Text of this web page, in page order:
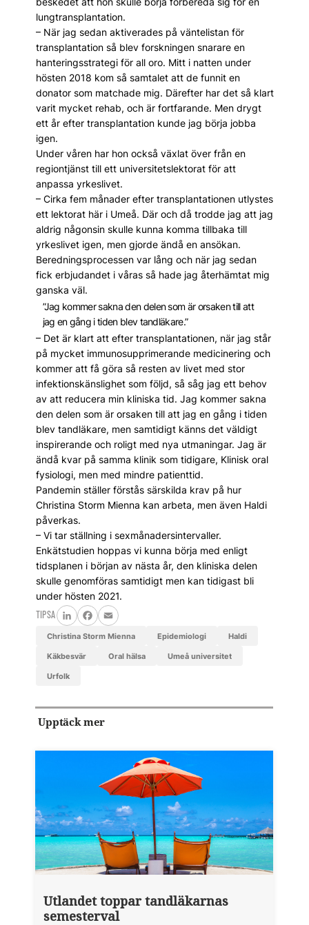
lungtransplantation.
– När jag sedan aktiverades på väntelistan för
transplantation så blev forskningen snarare en
hanteringsstrategi för all oro. Mitt i natten under
hösten 2018 kom så samtalet att de funnit en
donator som matchade mig. Därefter har det så klart
varit mycket rehab, och är fortfarande. Men drygt
ett år efter transplantation kunde jag börja jobba
igen.
Under våren har hon också växlat över från en
regiontjänst till ett universitetslektorat för att
anpassa yrkeslivet.
– Cirka fem månader efter transplantationen utlystes
ett lektorat här i Umeå. Där och då trodde jag att jag
aldrig någonsin skulle kunna komma tillbaka till
yrkeslivet igen, men gjorde ändå en ansökan.
Beredningsprocessen var lång och när jag sedan
fick erbjudandet i våras så hade jag återhämtat mig
ganska väl.
”Jag kommer sakna den delen som är orsaken till att
jag en gång i tiden blev tandläkare.”
– Det är klart att efter transplantationen, när jag står
på mycket immunosupprimerande medi­cine­ring och
kommer att få göra så resten av livet med stor
infektionskänslighet som följd, så såg jag ett behov
av att reducera min kliniska tid. Jag kommer sakna
den delen som är orsaken till att jag en gång i tiden
blev tandläkare, men samtidigt känns det väldigt
inspirerande och roligt med nya utmaningar. Jag är
ändå kvar på samma klinik som tidigare, Klinisk oral
fysiologi, men med mindre patienttid.
Pandemin ställer förstås särskilda krav på hur
Christina Storm Mienna kan arbeta, men även Haldi
påverkas.
– Vi tar ställning i sexmånadersintervaller.
Enkätstudien hoppas vi kunna börja med enligt
tidsplanen i början av nästa år, den kliniska delen
skulle genomföras samtidigt men kan tidigast bli
under hösten 2021.
TIPSA
LinkedInFacebook
Email
Christina Storm Mienna epidemiologi Haldi
käkbesvär oral hälsa Umeå universitet
urfolk
Upptäck mer
Utlandet toppar tandläkarnas
semesterval